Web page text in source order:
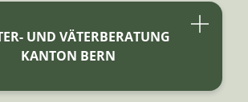
UND VÄTERBERATUNG
KANTON BERN